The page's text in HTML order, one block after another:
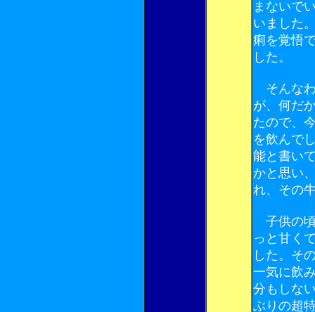
まないで
いました
痢を覚悟
した。
そんなわ
が、何だ
たので、
を飲んで
能と書い
かと思い
れ、その
子供の頃
っと甘く
した。そ
一気に飲
分もしな
ぶりの超